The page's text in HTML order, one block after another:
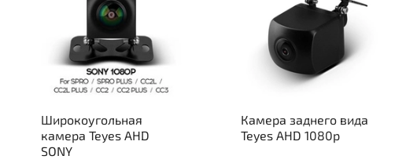
Широкоугольная
камера Teyes AHD
SONY
Камера заднего вида
Teyes AHD 1080p